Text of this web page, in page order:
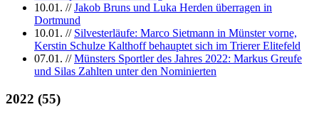
10.01. //Jakob Bruns und Luka Herden überragen in
Dortmund
10.01. // Silvesterläufe: Marco Sietmann in Münster vorne,
Kerstin Schulze Kalthoff behauptet sich im Trierer Elitefeld
07.01. //Münsters Sportler des Jahres 2022: Markus Greufe
und Silas Zahlten unter den Nominierten
2022 (55)